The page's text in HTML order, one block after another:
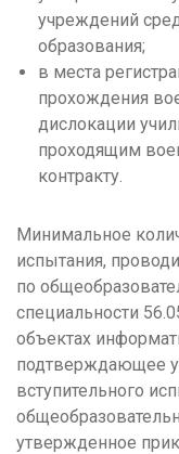
учреждений
образования;
в места
прохождения
дислокации
проходящим
контракту.
Минимальное
испытания,
по
специальности
объектах
подтверждающее
вступительного
утвержденное